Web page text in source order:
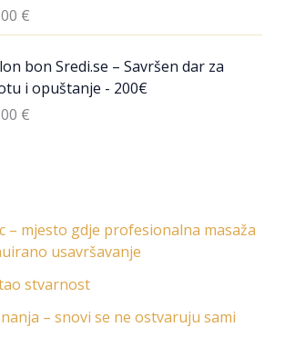
€
bon Sredi.se – Savršen dar za
i opuštanje - 200€
€
– mjesto gdje profesionalna masaža
usavršavanje
stvarnost
– snovi se ne ostvaruju sami